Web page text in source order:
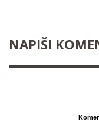
NAPIŠI